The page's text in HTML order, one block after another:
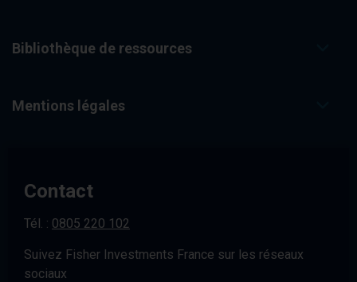
Bibliothèque de ressources
Mentions légales
Contact
Tél. : 0805 220 102
Suivez Fisher Investments France sur les réseaux
sociaux